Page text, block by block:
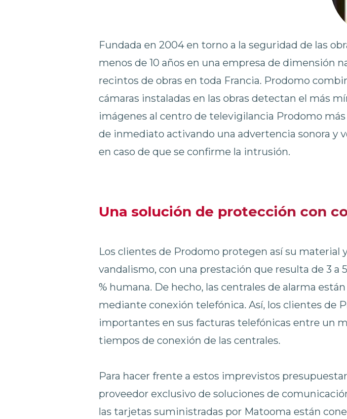
Fundada en 2004 en torno a la seguridad de las
menos de 10 años en una empresa de dimensión
recintos de obras en toda Francia. Prodomo
cámaras instaladas en las obras detectan el más
imágenes al centro de televigilancia Prodomo
de inmediato activando una advertencia sonora y
en caso de que se confirme la intrusión.
Una solución de protección con
Los clientes de Prodomo protegen así su material
vandalismo, con una prestación que resulta de 3 a
% humana. De hecho, las centrales de alarma
mediante conexión telefónica. Así, los clientes de
importantes en sus facturas telefónicas entre un
tiempos de conexión de las centrales.
Para hacer frente a estos imprevistos
proveedor exclusivo de soluciones de
las tarjetas suministradas por Matooma están